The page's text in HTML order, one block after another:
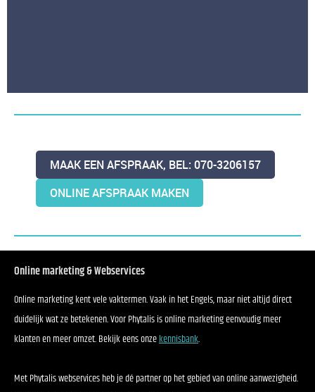
MAAK EEN AFSPRAAK, BEL: 070-3206157
ONLINE AFSPRAAK MAKEN
Online marketing & Webservices
Online marketing kent vele vaktermen. Vaak in het Engels, maar niet altijd direct
duidelijk wat ze betekenen. Voor Phytalis is online marketing eenvoudig meer
klanten en meer omzet. Bekijk eens onzekennisbank.
Met Phytalis webservices heb je dé partner op het gebied van online aanwezigheid.